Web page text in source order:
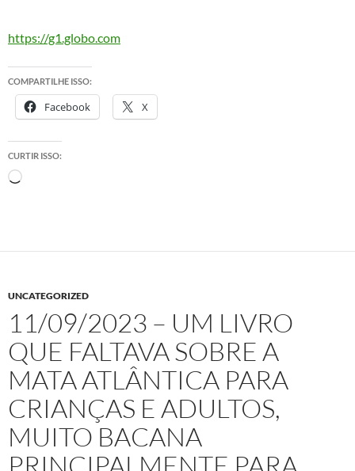
https://g1.globo.com
COMPARTILHE ISSO:
Facebook X
CURTIR ISSO:
Carregando...
UNCATEGORIZED
11/09/2023 – UM LIVRO
QUE FALTAVA SOBRE A
MATA ATLÂNTICA PARA
CRIANÇAS E ADULTOS,
MUITO BACANA